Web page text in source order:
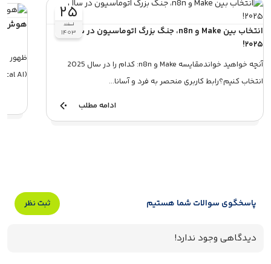
۲۵
اسفند
۱۴۰۳انتخاب بین Make و n8n، جنگ بزرگ اتوماسیون در سال
۲۰۲۵!
آنچه خواهید خواندمقایسه Make و n8n: کدام را در سال 2025
انتخاب کنیم؟رابط کاربری منحصر به فرد و آسانا...
ادامه مطلب
هوش
ظهور
(Physical AI) اکنون، موج جدیدی از نوآوری‌ها در حال ...
پاسخگوی سوالات شما هستیم ثبت نظر
دیدگاهی وجود ندارد!